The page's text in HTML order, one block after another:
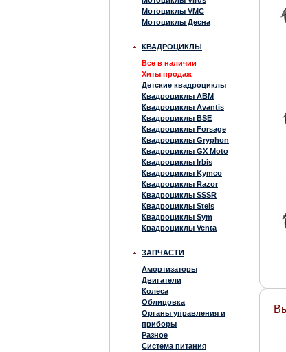
Мотоциклы VMC
Мотоциклы Десна
КВАДРОЦИКЛЫ
Все в наличии
Хиты продаж
Детские квадроциклы
Квадроциклы ABM
Квадроциклы Avantis
Квадроциклы BSE
Квадроциклы Forsage
Квадроциклы Gryphon
Квадроциклы GX Moto
Квадроциклы Irbis
Квадроциклы Kymco
Квадроциклы Razor
Квадроциклы SSSR
Квадроциклы Stels
Квадроциклы Sym
Квадроциклы Venta
ЗАПЧАСТИ
Амортизаторы
Двигатели
Колеса
Облицовка
Органы управления и
приборы
Разное
Система питания